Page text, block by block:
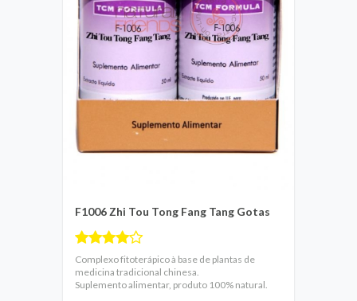
F1006 Zhi Tou Tong Fang Tang Gotas
Complexo fitoterápico à base de plantas de
medicina tradicional chinesa.
Suplemento alimentar, produto 100% natural.